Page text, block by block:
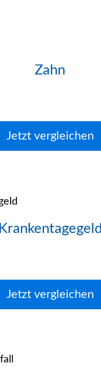
Zahn
Jetzt ver­gleichen
Krankentagegeld
Jetzt ver­gleichen